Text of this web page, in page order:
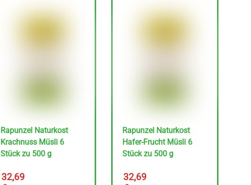
Rapunzel Naturkost
Krachnuss Müsli 6
Stück zu 500 g
32,69
Rapunzel Naturkost
Hafer-Frucht Müsli 6
Stück zu 500 g
32,69